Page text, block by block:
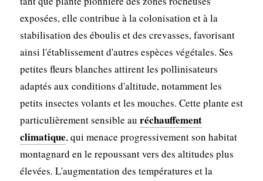
exposées, elle contribue à la colonisation et à la
stabilisation des éboulis et des crevasses, favorisant
ainsi l'établissement d'autres espèces végétales. Ses
petites fleurs blanches attirent les pollinisateurs
adaptés aux conditions d'altitude, notamment les
petits insectes volants et les mouches. Cette plante est
particulièrement sensible au réchauffement
climatique, qui menace progressivement son habitat
montagnard en le repoussant vers des altitudes plus
élevées. L'augmentation des températures et la